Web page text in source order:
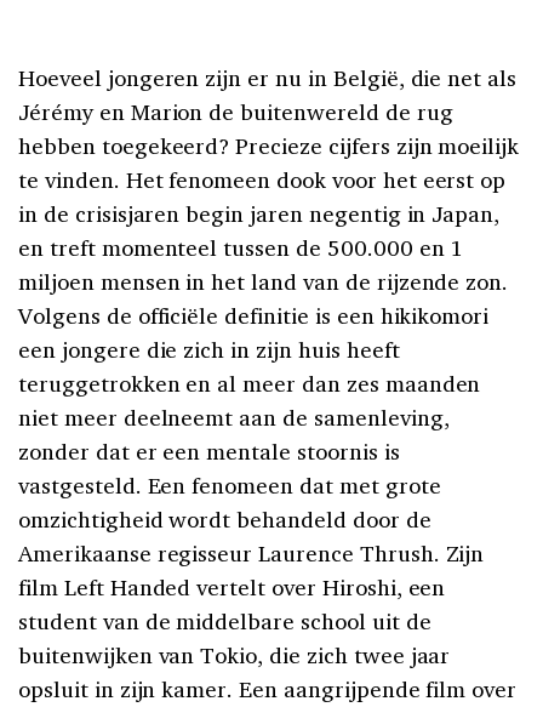
Hoeveel jongeren zijn er nu in België, die net als
Jérémy en Marion de buitenwereld de rug
hebben toegekeerd? Precieze cijfers zijn moeilijk
te vinden. Het fenomeen dook voor het eerst op
in de crisisjaren begin jaren negentig in Japan,
en treft momenteel tussen de 500.000 en 1
miljoen mensen in het land van de rijzende zon.
Volgens de officiële definitie is een hikikomori
een jongere die zich in zijn huis heeft
teruggetrokken en al meer dan zes maanden
niet meer deelneemt aan de samenleving,
zonder dat er een mentale stoornis is
vastgesteld. Een fenomeen dat met grote
omzichtigheid wordt behandeld door de
Amerikaanse regisseur Laurence Thrush. Zijn
film Left Handed vertelt over Hiroshi, een
student van de middelbare school uit de
buitenwijken van Tokio, die zich twee jaar
opsluit in zijn kamer. Een aangrijpende film over